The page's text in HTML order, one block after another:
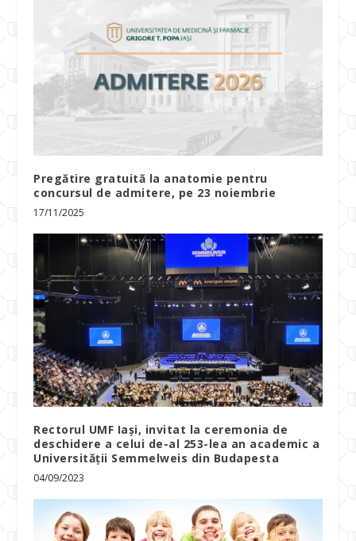
Pregătire gratuită la anatomie pentru
concursul de admitere, pe 23 noiembrie
17/11/2025
Rectorul UMF Iași, invitat la ceremonia de
deschidere a celui de-al 253-lea an academic a
Universității Semmelweis din Budapesta
04/09/2023